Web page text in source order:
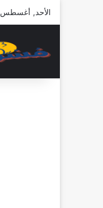
الأحد, أغسطس 2 2026